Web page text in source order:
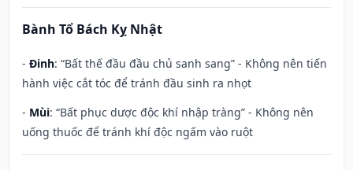
Bành Tổ Bách Kỵ Nhật
- Đinh: “Bất thế đầu đầu chủ sanh sang” - Không nên tiến
hành việc cắt tóc để tránh đầu sinh ra nhọt
- Mùi: “Bất phục dược độc khí nhập tràng” - Không nên
uống thuốc để tránh khí độc ngấm vào ruột